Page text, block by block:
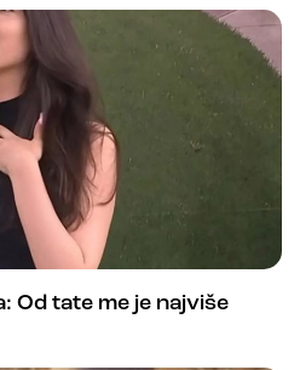
Od tate me je najviše